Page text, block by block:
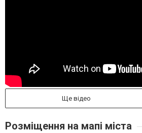
Ще відео
Розміщення на мапі міста